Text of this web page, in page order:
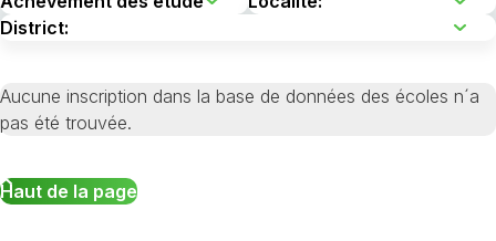
Aucune inscription dans la base de données des écoles n´a
pas été trouvée.
Haut de la page